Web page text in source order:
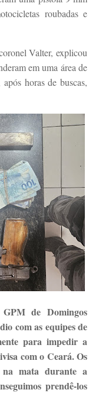
roubadas e
Valter, explicou
em uma área de
horas de buscas,
de Domingos
com as equipes de
para impedir a
com o Ceará. Os
na mata durante a
prendê-los